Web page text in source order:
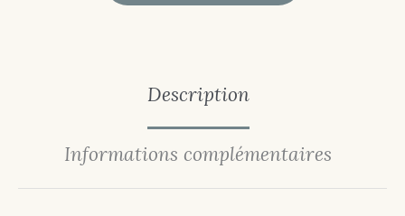
Description
Informations complémentaires